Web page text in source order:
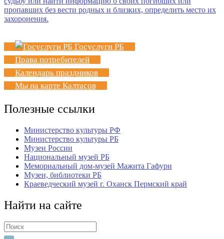
Госуслуги РБ
Права потребителей
Календарь праздников
Мы на карте Калтасов
Полезные ссылки
Министерство культуры РФ
Министерство культуры РБ
Музеи России
Национальный музей РБ
Мемориальный дом-музей Мажита Гафури
Музеи, библиотеки РБ
Краеведческий музей г. Оханск Пермский край
Найти на сайте
Search
for: